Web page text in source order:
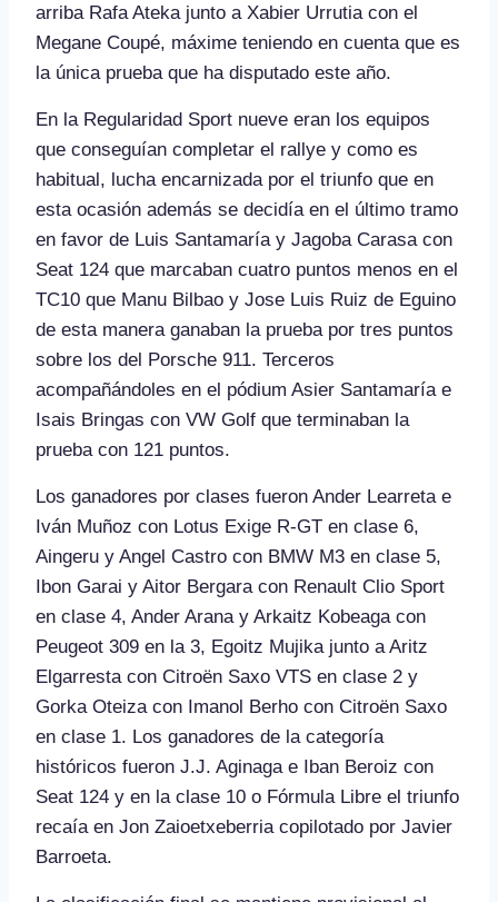
arriba Rafa Ateka junto a Xabier Urrutia con el
Megane Coupé, máxime teniendo en cuenta que es
la única prueba que ha disputado este año.
En la Regularidad Sport nueve eran los equipos
que conseguían completar el rallye y como es
habitual, lucha encarnizada por el triunfo que en
esta ocasión además se decidía en el último tramo
en favor de Luis Santamaría y Jagoba Carasa con
Seat 124 que marcaban cuatro puntos menos en el
TC10 que Manu Bilbao y Jose Luis Ruiz de Eguino
de esta manera ganaban la prueba por tres puntos
sobre los del Porsche 911. Terceros
acompañándoles en el pódium Asier Santamaría e
Isais Bringas con VW Golf que terminaban la
prueba con 121 puntos.
Los ganadores por clases fueron Ander Learreta e
Iván Muñoz con Lotus Exige R-GT en clase 6,
Aingeru y Angel Castro con BMW M3 en clase 5,
Ibon Garai y Aitor Bergara con Renault Clio Sport
en clase 4, Ander Arana y Arkaitz Kobeaga con
Peugeot 309 en la 3, Egoitz Mujika junto a Aritz
Elgarresta con Citroën Saxo VTS en clase 2 y
Gorka Oteiza con Imanol Berho con Citroën Saxo
en clase 1. Los ganadores de la categoría
históricos fueron J.J. Aginaga e Iban Beroiz con
Seat 124 y en la clase 10 o Fórmula Libre el triunfo
recaía en Jon Zaioetxeberria copilotado por Javier
Barroeta.